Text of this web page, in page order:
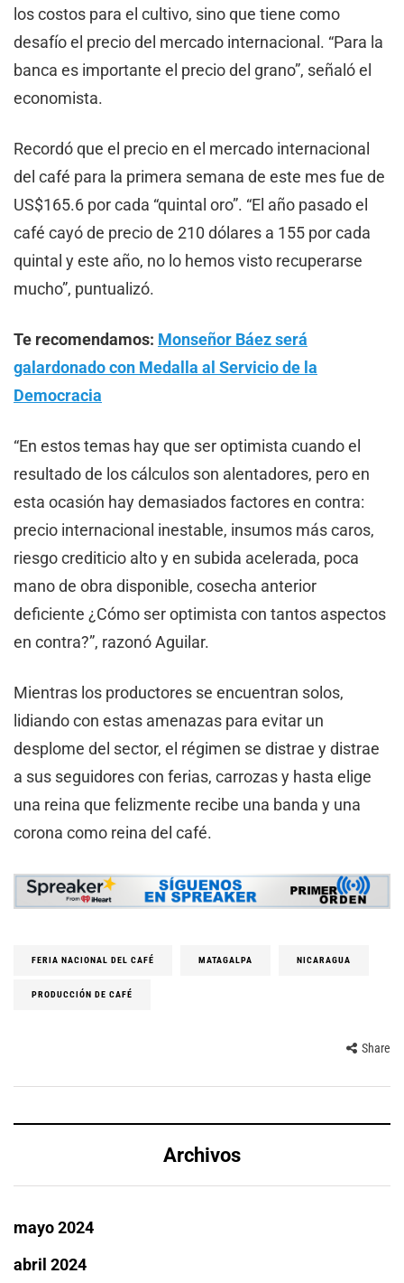
los costos para el cultivo, sino que tiene como
desafío el precio del mercado internacional. “Para la
banca es importante el precio del grano”, señaló el
economista.
Recordó que el precio en el mercado internacional
del café para la primera semana de este mes fue de
US$165.6 por cada “quintal oro”. “El año pasado el
café cayó de precio de 210 dólares a 155 por cada
quintal y este año, no lo hemos visto recuperarse
mucho”, puntualizó.
Te recomendamos: Monseñor Báez será
galardonado con Medalla al Servicio de la
Democracia
“En estos temas hay que ser optimista cuando el
resultado de los cálculos son alentadores, pero en
esta ocasión hay demasiados factores en contra:
precio internacional inestable, insumos más caros,
riesgo crediticio alto y en subida acelerada, poca
mano de obra disponible, cosecha anterior
deficiente ¿Cómo ser optimista con tantos aspectos
en contra?”, razonó Aguilar.
Mientras los productores se encuentran solos,
lidiando con estas amenazas para evitar un
desplome del sector, el régimen se distrae y distrae
a sus seguidores con ferias, carrozas y hasta elige
una reina que felizmente recibe una banda y una
corona como reina del café.
FERIA NACIONAL DEL CAFÉ MATAGALPA NICARAGUA
PRODUCCIÓN DE CAFÉ
Share
Archivos
mayo 2024
abril 2024